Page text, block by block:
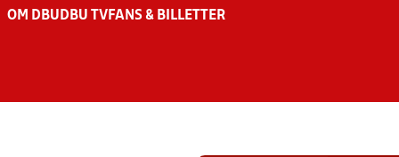
OM DBU DBU TV FANS & BILLETTER